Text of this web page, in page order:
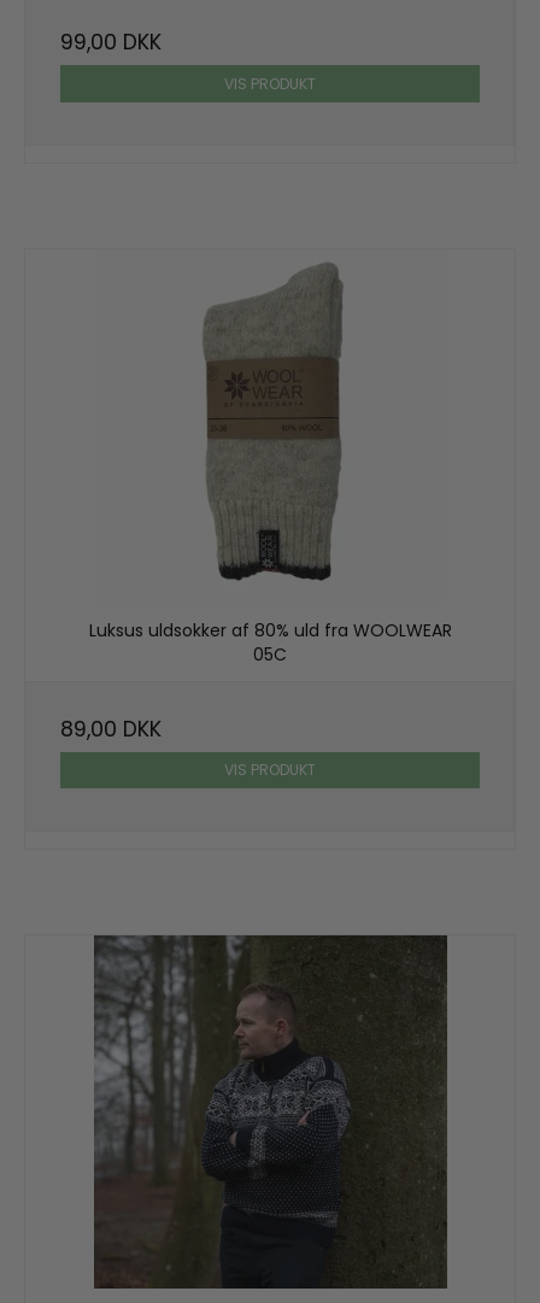
99,00 DKK
VIS PRODUKT
Luksus uldsokker af 80% uld fra WOOLWEAR
05C
89,00 DKK
VIS PRODUKT